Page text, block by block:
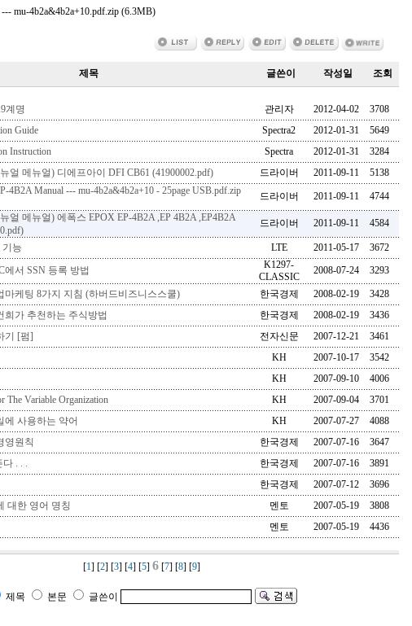
mu-4b2a&4b2a+10.pdf.zip (6.3MB)
제목 글쓴이 작성일 조회
계명 관리자 2012-04-02
3708
Guide Spectra2 2012-01-31
5649
Instruction Spectra 2012-01-31
3284
얼 메뉴얼) 디에프아이 DFI CB61 (41900002.pdf) 드라이버 2011-09-11 5138
4B2A Manual --- mu-4b2a&4b2a+10 - 25page USB.pdf.zip
드라이버 2011-09-11 4744
얼 메뉴얼) 에폭스 EPOX EP-4B2A ,EP 4B2A ,EP4B2A
드라이버 2011-09-11 4584
능 LTE 2011-05-17
3672
서 SSN 등록 방법
K1297-
CLASSIC
2008-07-24 3293
케팅 8가지 지침 (하버드비즈니스스쿨) 한국경제 2008-02-19
3428
가 추천하는 주식방법 한국경제 2008-02-19
3436
기 [펌] 전자신문 2007-12-21
3461
KH 2007-10-17
3542
KH 2007-09-10
4006
The Variable Organization KH 2007-09-04
3701
사용하는 약어 KH 2007-07-27
4088
영원칙 한국경제 2007-07-16
3647
. . . 한국경제 2007-07-16
3891
한국경제 2007-07-12
3696
대한 영어 명칭 멘토 2007-05-19
3808
멘토 2007-05-19 4436
[1] [2] [3] [4] [5] 6 [7] [8] [9]
제목 본문 글쓴이